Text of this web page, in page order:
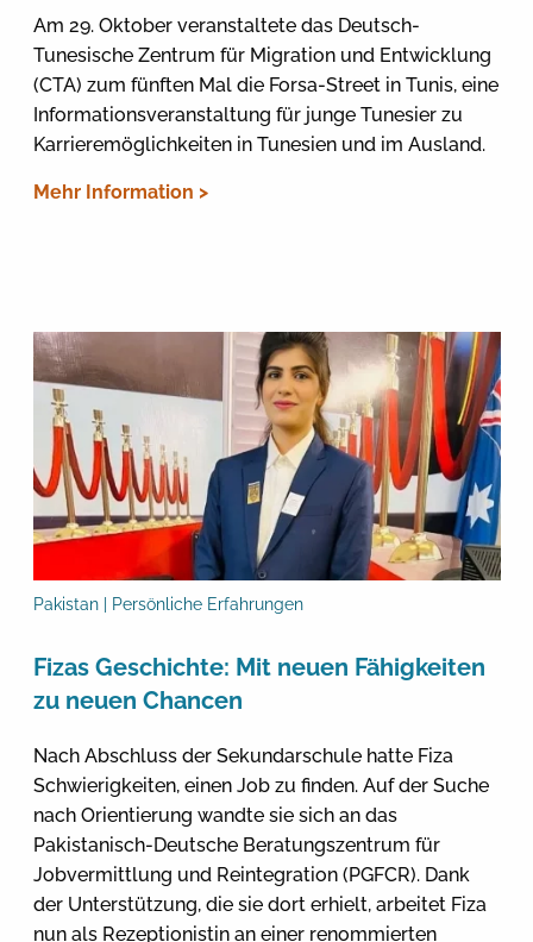
Am 29. Oktober veranstaltete das Deutsch-
Tunesische Zentrum für Migration und Entwicklung
(CTA) zum fünften Mal die Forsa-Street in Tunis, eine
Informationsveranstaltung für junge Tunesier zu
Karrieremöglichkeiten in Tunesien und im Ausland.
Mehr Information >
Pakistan | Persönliche Erfahrungen
Fizas Geschichte: Mit neuen Fähigkeiten
zu neuen Chancen
Nach Abschluss der Sekundarschule hatte Fiza
Schwierigkeiten, einen Job zu finden. Auf der Suche
nach Orientierung wandte sie sich an das
Pakistanisch-Deutsche Beratungszentrum für
Jobvermittlung und Reintegration (PGFCR). Dank
der Unterstützung, die sie dort erhielt, arbeitet Fiza
nun als Rezeptionistin an einer renommierten